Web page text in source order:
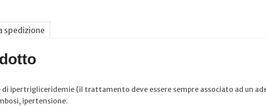
spedizione
di ipertrigliceridemie (il trattamento deve essere sempre associato ad un
ipertensione.